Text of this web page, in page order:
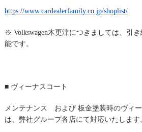
https://www.cardealerfamily.co.jp/shoplist/
※ Volkswagen木更津につきましては、引
能です。
■ ヴィーナスコート
メンテナンス および 板金塗装時のヴィ
は、 弊社グループ各店にて対応いたします